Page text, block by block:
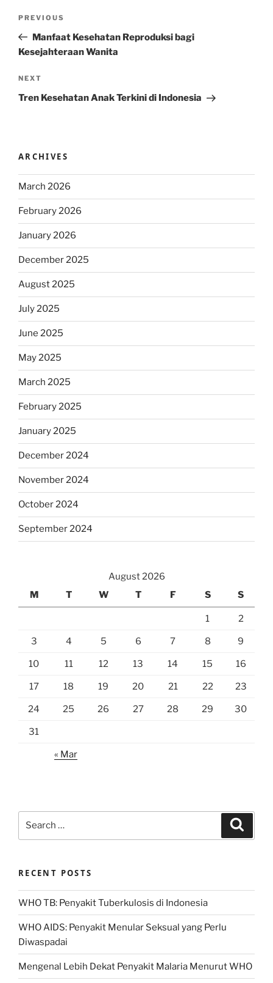
Previous
Post
PREVIOUS
Manfaat Kesehatan Reproduksi bagi
Kesejahteraan Wanita
Next
Post
NEXT
Tren Kesehatan Anak Terkini di Indonesia
ARCHIVES
March 2026
February 2026
January 2026
December 2025
August 2025
July 2025
June 2025
May 2025
March 2025
February 2025
January 2025
December 2024
November 2024
October 2024
September 2024
August 2026
M
T W T F S S
1 2
3 4 5 6 7 8 9
10 11 12 13 14 15 16
17 18 19 20 21 22 23
24 25 26 27 28 29 30
31
« Mar
RECENT POSTS
WHO TB: Penyakit Tuberkulosis di Indonesia
WHO AIDS: Penyakit Menular Seksual yang Perlu
Diwaspadai
Mengenal Lebih Dekat Penyakit Malaria Menurut WHO